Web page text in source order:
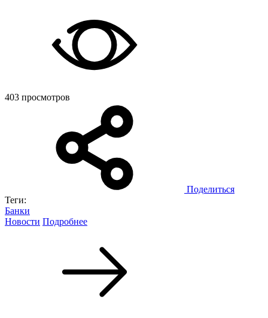
403 просмотров
Поделиться
Теги:
Банки
Новости Подробнее